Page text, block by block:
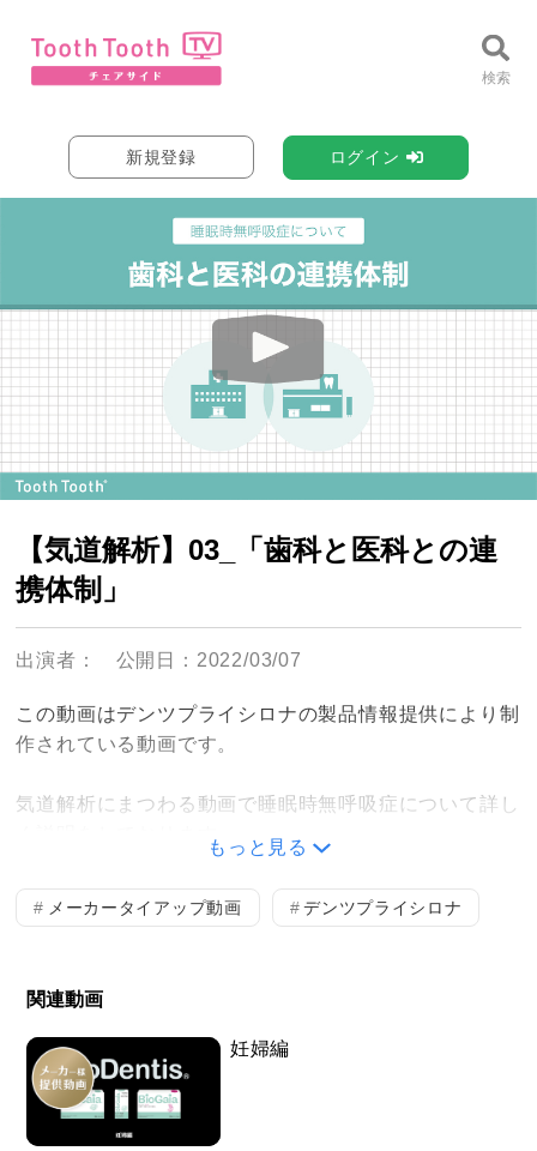
新規登録 ログイン
【気道解析】03_「歯科と医科との連
携体制」
出演者： 公開日：2022/03/07
この動画はデンツプライシロナの製品情報提供により制
作されている動画です。
気道解析にまつわる動画で睡眠時無呼吸症について詳し
【気道解析ソフト SICATエアー シリーズ第3弾】
〈閉塞性睡眠無呼吸症にて、治療を受ける為には？〉
①医科で「睡眠検査」を受けて頂き、紹介状をお持ちい
ただく
もっと見る
メーカータイアップ動画 デンツプライシロナ
関連動画
妊婦編